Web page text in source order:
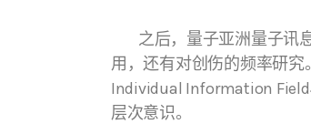
之后，量子亚洲量子讯
用，还有对创伤的频率研
Individual Information
层次意识。